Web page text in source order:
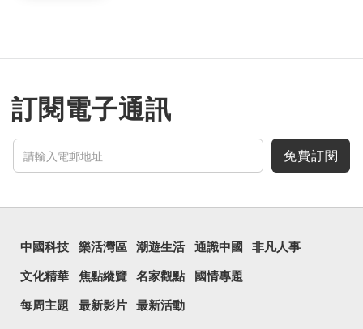
訂閱電子通訊
免費訂閱
中國科技 樂活灣區 潮遊生活 通識中國 非凡人事
文化精華 焦點縱覽 名家觀點 國情專題
每周主題 最新影片 最新活動